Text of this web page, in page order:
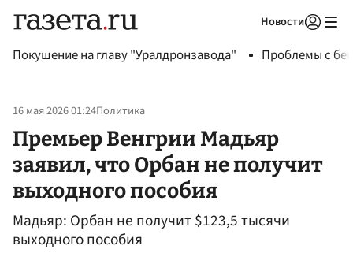
Новости
Покушение на главу "Уралдронзавода" Проблемы с
16 мая 2026 01:24Политика
Премьер Венгрии Мадьяр
заявил, что Орбан не получит
выходного пособия
Мадьяр: Орбан не получит $123,5 тысячи
выходного пособия